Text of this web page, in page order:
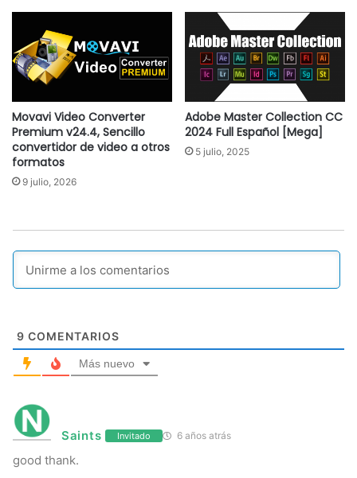
Movavi Video Converter
Premium v24.4, Sencillo
convertidor de video a otros
formatos
9 julio, 2026
Adobe Master Collection CC
2024 Full Español [Mega]
5 julio, 2025
9 COMENTARIOS
Más nuevo
Saints Invitado 6 años atrás
good thank.